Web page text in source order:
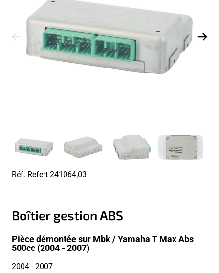
Réf. Refert241064,03
Boîtier gestion ABS
Pièce démontée sur Mbk / Yamaha T Max Abs
500cc (2004 - 2007)
2004- 2007